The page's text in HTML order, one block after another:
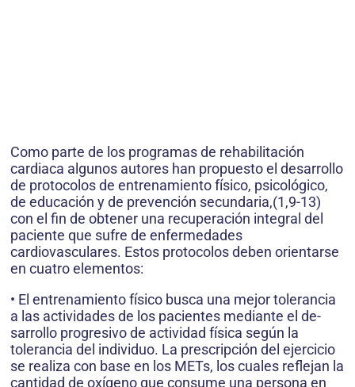
Como parte de los programas de re­habilitación
cardiaca algunos autores han propuesto el desarrollo
de pro­tocolos de entrenamiento físico, psi­cológico,
de educación y de preven­ción secundaria,(1,9-13)
con el fin de ob­tener una recuperación integral del
paciente que sufre de enfermedades
cardiovasculares. Estos protocolos de­ben orientarse
en cuatro elementos:
• El entrenamiento físico busca una mejor tolerancia
a las actividades de los pacientes mediante el de­
sarrollo progresivo de actividad fí­sica según la
tolerancia del indivi­duo. La prescripción del ejercicio
se realiza con base en los METs, los cuales reflejan la
cantidad de oxígeno que consume una perso­na en